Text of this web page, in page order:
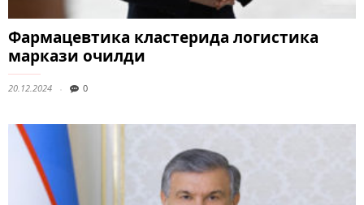
Фармацевтика кластерида логистика
маркази очилди
20.12.2024 0